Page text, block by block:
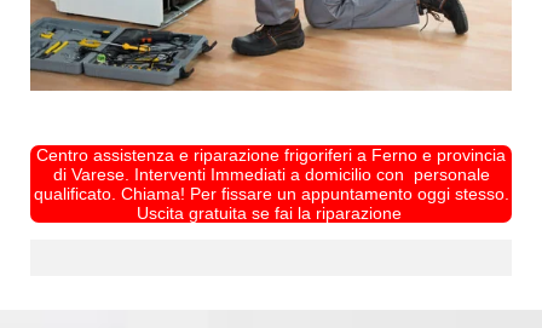
Centro assistenza e riparazione frigoriferi a Ferno e provincia
di Varese. Interventi Immediati a domicilio con personale
qualificato. Chiama! Per fissare un appuntamento oggi stesso.
Uscita gratuita se fai la riparazione